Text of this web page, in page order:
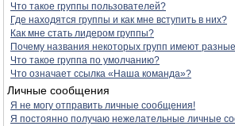
Что такое группы пользователей?
Где находятся группы и как мне вступить в них?
Как мне стать лидером группы?
Почему названия некоторых групп имеют
Что такое группа по умолчанию?
Что означает ссылка «Наша команда»?
Личные сообщения
Я не могу отправить личные сообщения!
Я постоянно получаю нежелательные личные